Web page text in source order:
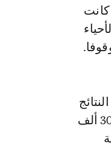
مطاطية، كانت
الأولية للحملة عن حجز ما يزيد عن 100 عجلة معدة للحرق، بالإضافة إلى 30 ألف